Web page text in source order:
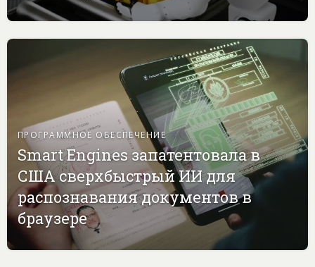
ПРОГРАММНОЕ ОБЕСПЕЧЕНИЕ
Smart Engines запатентовала в
США сверхбыстрый ИИ для
распознавания документов в
браузере